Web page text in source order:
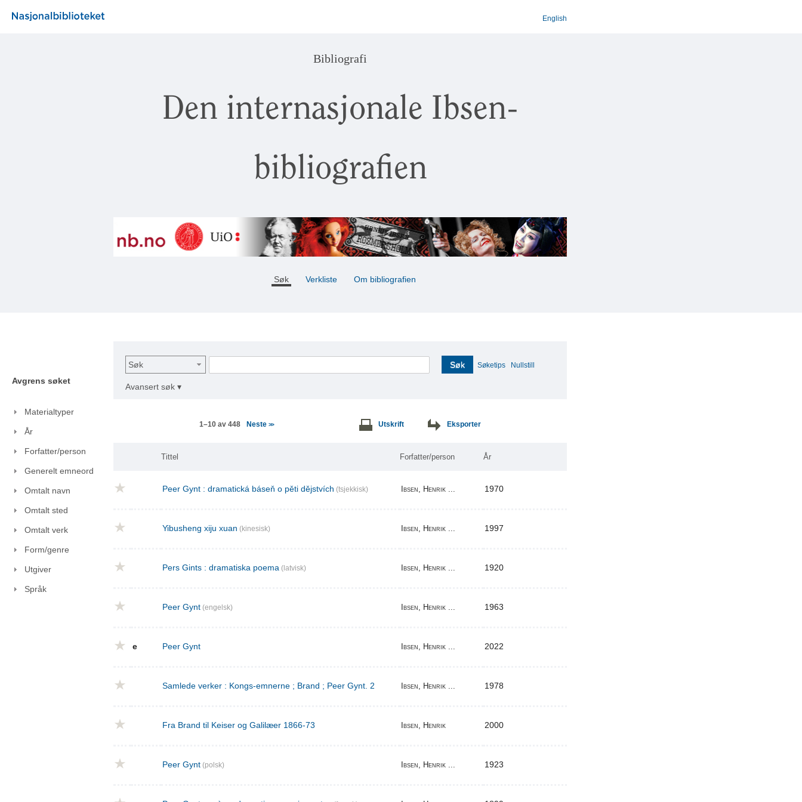
English
Bibliografi
Den internasjonale Ibsen-
bibliografien
Søk Verkliste Om bibliografien
Avgrens søket
Materialtyper
År
Forfatter/person
Generelt emneord
Omtalt navn
Omtalt sted
Omtalt verk
Form/genre
Utgiver
Språk
Søk Søk Søketips Nullstill
Avansert søk ▾
1–10 av 448 Neste >> Utskrift Eksporter
Tittel Forfatter/person År
Peer Gynt : dramatická báseň o pěti dějstvích (tsjekkisk) Ibsen, Henrik ... 1970
Yibusheng xiju xuan (kinesisk) Ibsen, Henrik ... 1997
Pers Gints : dramatiska poema (latvisk) Ibsen, Henrik ... 1920
Peer Gynt (engelsk) Ibsen, Henrik ... 1963
e Peer Gynt Ibsen, Henrik ... 2022
Samlede verker : Kongs-emnerne ; Brand ; Peer Gynt. 2 Ibsen, Henrik ... 1978
Fra Brand til Keiser og Galilæer 1866-73 Ibsen, Henrik 2000
Peer Gynt (polsk) Ibsen, Henrik ... 1923